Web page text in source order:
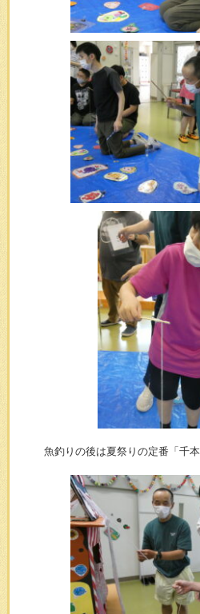
魚釣りの後は夏祭りの定番「千